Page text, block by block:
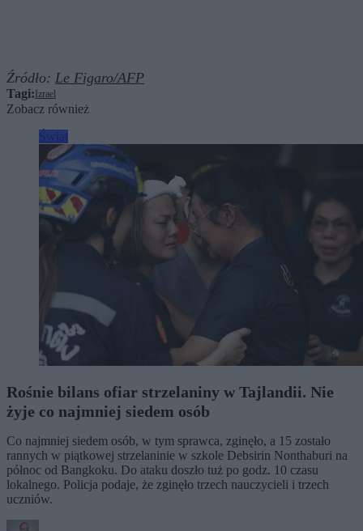
Źródło: Le Figaro/AFP
Tagi: Izrael
Zobacz również
Rośnie bilans ofiar strzelaniny w Tajlandii. Nie
żyje co najmniej siedem osób
Co najmniej siedem osób, w tym sprawca, zginęło, a 15 zostało
rannych w piątkowej strzelaninie w szkole Debsirin Nonthaburi na
północ od Bangkoku. Do ataku doszło tuż po godz. 10 czasu
lokalnego. Policja podaje, że zginęło trzech nauczycieli i trzech
uczniów.